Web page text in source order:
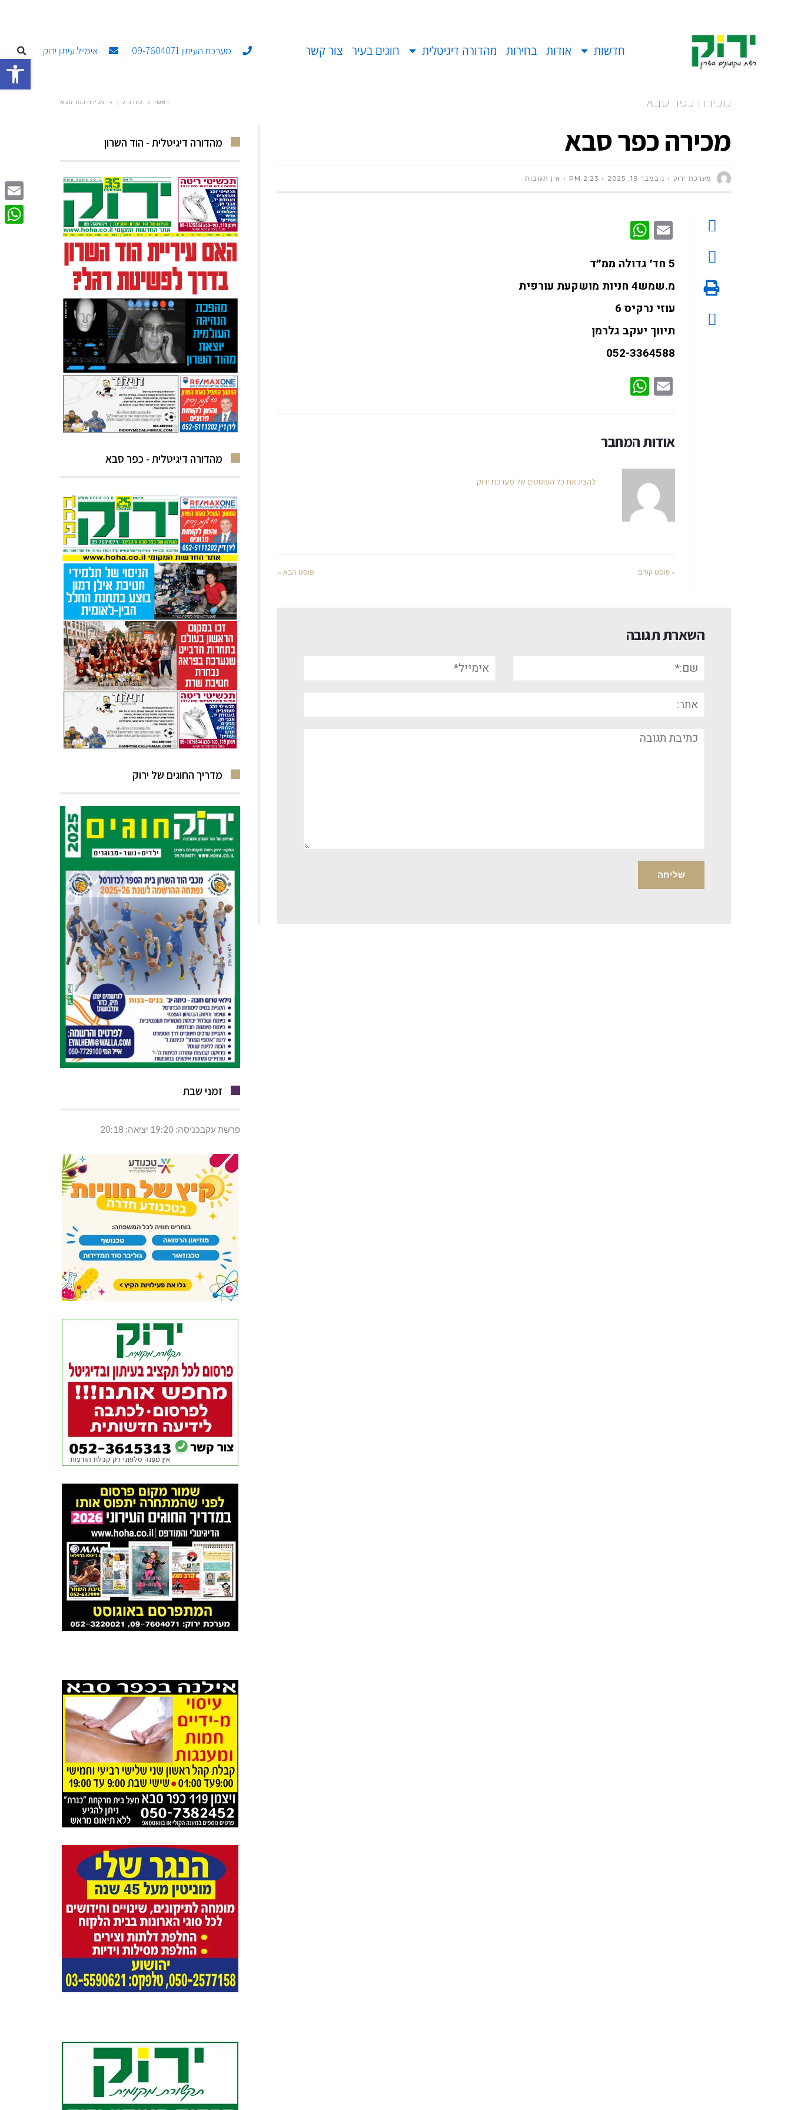
פתח חדשות אודות בחירות מהדורה דיגיטלית חוגים בעיר צור קשר מערכת העיתון 09-7604071 אימייל עיתון ירוק
מכירה כפר סבא ראשי » לוח נדל"ן » מכירה כפר סבא
מכירה כפר סבא
מערכת ירוק נובמבר 19, 2025 2:23 PM אין תגובות
Email
5 חד׳ גדולה ממ״ד
מ.שמש4 חניות מושקעת עורפית
עוזי נרקיס 6
תיווך יעקב גלרמן
052-3364588
Email
אודות המחבר
להציג את כל הפוסטים של מערכת ירוק
« פוסט קודם פוסט הבא »
השארת תגובה
אימייל*
תגובה
מהדורה דיגיטלית - הוד השרון
מהדורה דיגיטלית - כפר סבא
מדריך החוגים של ירוק
זמני שבת
פרשת עקבכניסה: 19:20 יציאה: 20:18